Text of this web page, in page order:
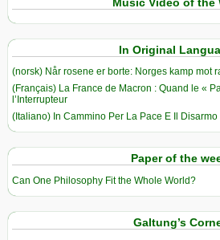
In Original
(norsk) Når rosene er borte: Norges kamp mot
(Français) La France de Macron : Quand le «
l’Interrupteur
(Italiano) In Cammino Per La Pace E Il Disarmo
Paper of the
Can One Philosophy Fit the Whole World?
Galtung’s